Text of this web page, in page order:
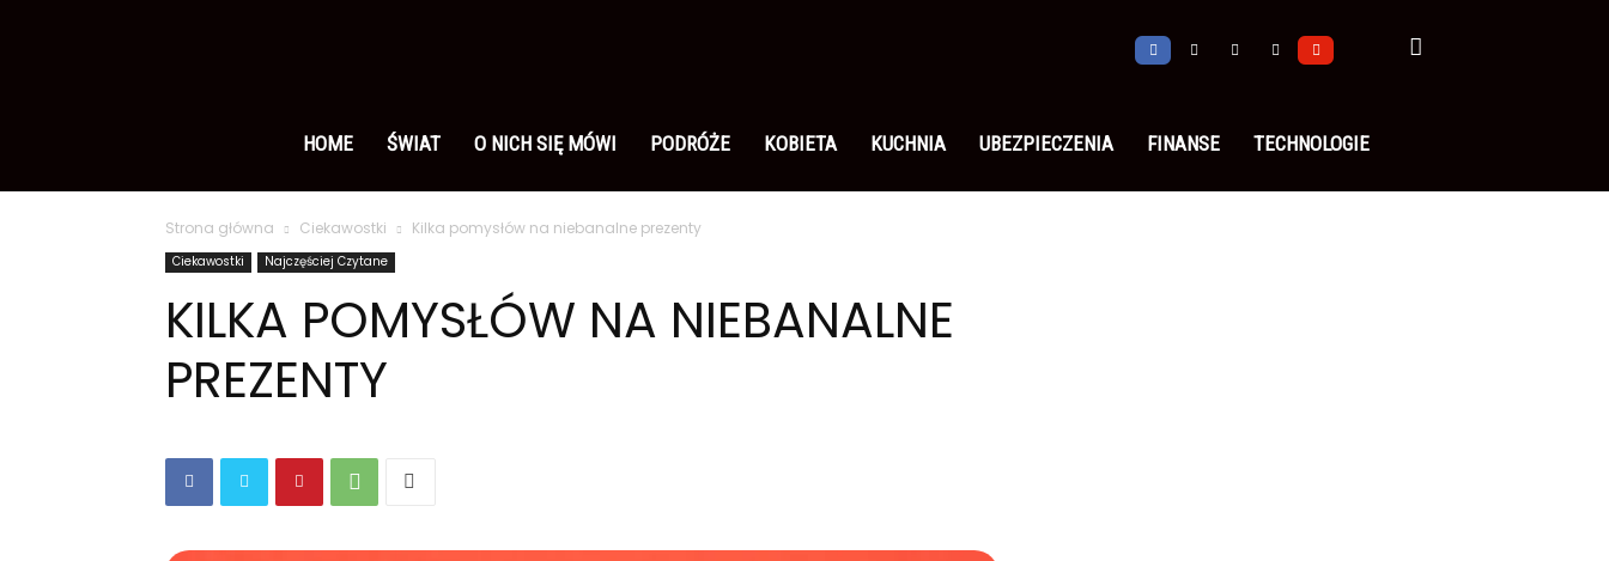
polsku
HOME ŚWIAT O NICH SIĘ MÓWI PODRÓŻE KOBIETA KUCHNIA UBEZPIECZENIA FINANSE TECHNOLOGIE
Strona główna Ciekawostki Kilka pomysłów na niebanalne prezenty
Ciekawostki Najczęściej Czytane
KILKA POMYSŁÓW NA NIEBANALNE
PREZENTY